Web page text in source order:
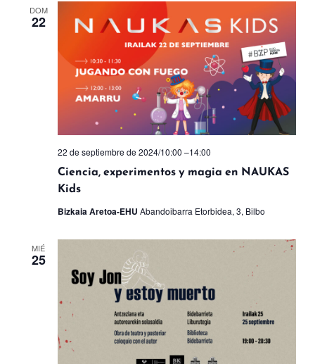
DOM
22
22 de septiembre de 2024/10:00 –14:00
Ciencia, experimentos y magia en NAUKAS
Kids
Bizkaia Aretoa-EHU Abandoibarra Etorbidea, 3, Bilbo
MIÉ
25